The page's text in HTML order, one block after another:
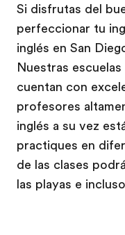
Trabajos
Únete al equipo
Si disfrutas del
perfeccionar tu
inglés en San
Nuestras
cuentan con
profesores
inglés a su vez
practiques en
de las clases
las playas e